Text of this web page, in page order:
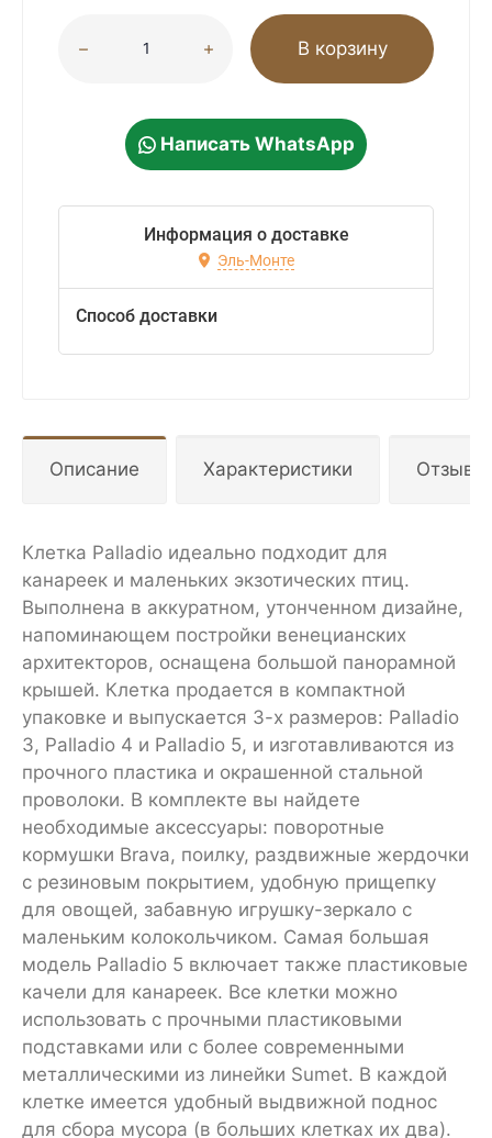
В корзину
Написать WhatsApp
Информация о доставке
Эль-Монте
Способ доставки
Описание Характеристики
Клетка Palladio идеально подходит для
канареек и маленьких экзотических птиц.
Выполнена в аккуратном, утонченном дизайне,
напоминающем постройки венецианских
архитекторов, оснащена большой панорамной
крышей. Клетка продается в компактной
упаковке и выпускается 3-х размеров: Palladio
3, Palladio 4 и Palladio 5, и изготавливаются из
прочного пластика и окрашенной стальной
проволоки. В комплекте вы найдете
необходимые аксессуары: поворотные
кормушки Brava, поилку, раздвижные жердочки
с резиновым покрытием, удобную прищепку
для овощей, забавную игрушку-зеркало с
маленьким колокольчиком. Самая большая
модель Palladio 5 включает также пластиковые
качели для канареек. Все клетки можно
использовать с прочными пластиковыми
подставками или с более современными
металлическими из линейки Sumet. В каждой
клетке имеется удобный выдвижной поднос
для сбора мусора (в больших клетках их два).